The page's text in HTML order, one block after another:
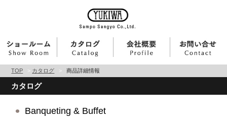
TOP > カタログ > 商品詳細情報
カタログ
Banqueting & Buffet